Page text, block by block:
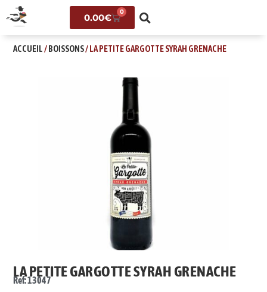
0.00€
0
ACCUEIL/BOISSONS/ LA PETITE GARGOTTE SYRAH GRENACHE
LA PETITE GARGOTTE SYRAH GRENACHE
Ref: 13047